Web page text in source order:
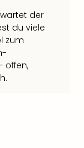
der
du viele
zum
offen,